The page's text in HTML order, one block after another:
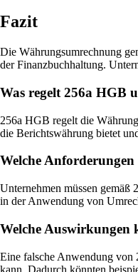
Fazit
Die Währungsumrechnung
der Finanzbuchhaltung.
Was regelt 256a HGB
256a HGB regelt die
die Berichtswährung bietet
Welche
Unternehmen müssen gemäß
in der Anwendung von
Welche Auswirkungen
Eine falsche Anwendung von
kann. Dadurch könnten